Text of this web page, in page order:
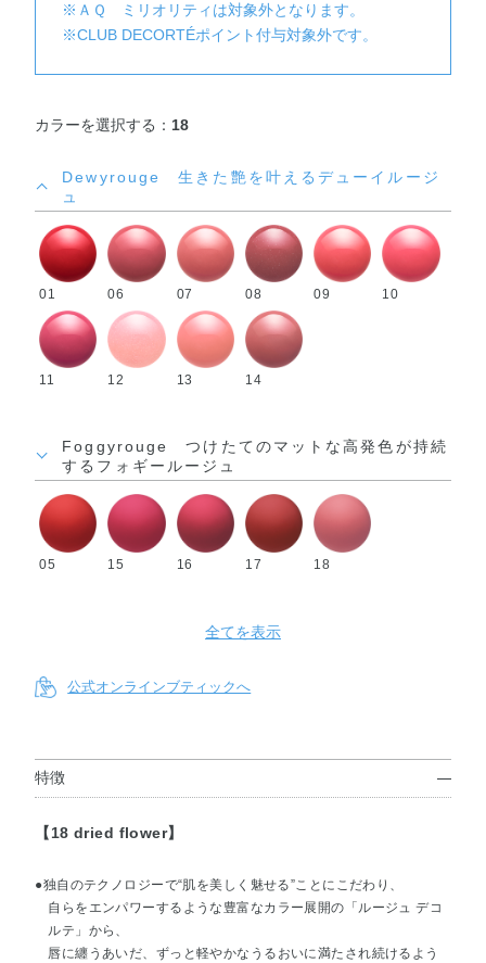
※ＡＱ ミリオリティは対象外となります。
※CLUB DECORTÉポイント付与対象外です。
カラーを選択する： 18
Dewyrouge 生きた艶を叶えるデューイルージ
ュ
01 06 07 08 09 10
11 12 13 14
Foggyrouge つけたてのマットな高発色が持続
するフォギールージュ
05 15 16 17 18
全てを表示
公式オンラインブティックへ
特徴
【18 dried flower】
●独自のテクノロジーで“肌を美しく魅せる”ことにこだわり、
自らをエンパワーするような豊富なカラー展開の「ルージュ デコ
ルテ」から、
唇に纏うあいだ、ずっと軽やかなうるおいに満たされ続けるよう